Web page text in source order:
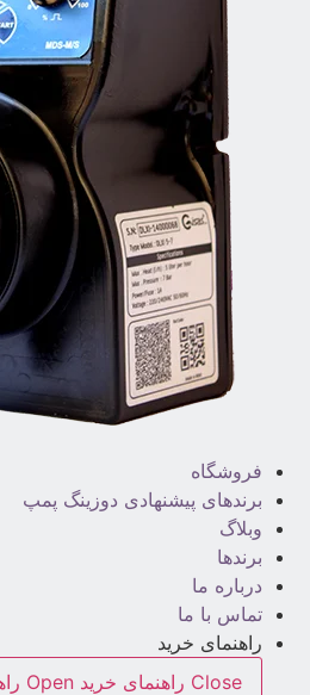
فروشگاه
برندهای پیشنهادی دوزینگ پمپ
وبلاگ
برندها
درباره ما
تماس با ما
راهنمای خرید
Close راهنمای خرید
Open راهنمای خرید